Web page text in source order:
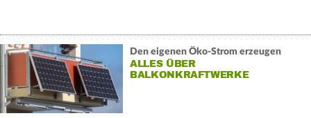
Den eigenen Öko-Strom erzeugen
ALLES ÜBER
BALKONKRAFTWERKE